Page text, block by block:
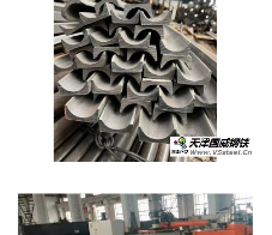
55x24/L=450/15CrMo